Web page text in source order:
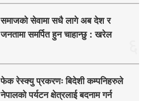
समाजको सेवामा सधै लागे अब देश र
जनतामा समर्पित हुन चाहान्छु : खरेल
फेक रेस्क्यु प्रकरणः बिदेशी कम्पनिहरुले
नेपालको पर्यटन क्षेत्रलाई बदनाम गर्न